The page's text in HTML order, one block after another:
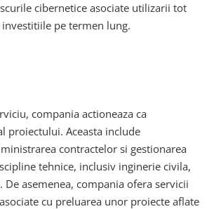
cibernetice asociate utilizarii tot
pe termen lung.
compania actioneaza ca
proiectului. Aceasta include
contractelor si gestionarea
tehnice, inclusiv inginerie civila,
asemenea, compania ofera servicii
cu preluarea unor proiecte aflate